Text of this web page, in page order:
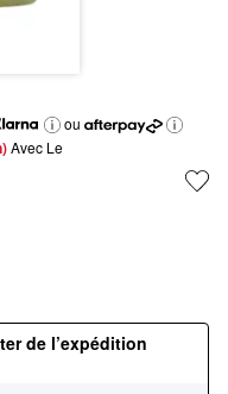
ou
Avec Le
de l’expédition